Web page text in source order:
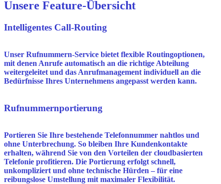
Unsere Feature-Übersicht
Intelligentes Call-Routing
Unser Rufnummern-Service bietet flexible Routingoptionen,
mit denen Anrufe automatisch an die richtige Abteilung
weitergeleitet und das Anrufmanagement individuell an die
Bedürfnisse Ihres Unternehmens angepasst werden kann.
Rufnummernportierung
Portieren Sie Ihre bestehende Telefonnummer nahtlos und
ohne Unterbrechung. So bleiben Ihre Kundenkontakte
erhalten, während Sie von den Vorteilen der cloudbasierten
Telefonie profitieren. Die Portierung erfolgt schnell,
unkompliziert und ohne technische Hürden – für eine
reibungslose Umstellung mit maximaler Flexibilität.